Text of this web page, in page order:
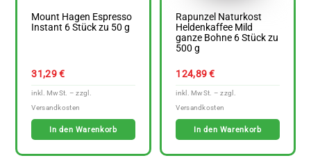
Mount Hagen Espresso
Instant 6 Stück zu 50 g
31,29€
In den Warenkorb
Rapunzel Naturkost
Heldenkaffee Mild
ganze Bohne 6 Stück zu
500 g
124,89€
In den Warenkorb